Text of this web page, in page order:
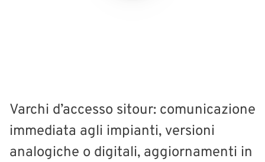
Varchi d’accesso sitour: comunicazione
immediata agli impianti, versioni
analogiche o digitali, aggiornamenti in